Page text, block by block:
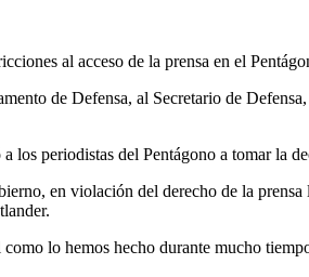
al acceso de la prensa en el
de Defensa, al Secretario de
periodistas del Pentágono a tomar la
en violación del derecho de la
lo hemos hecho durante mucho